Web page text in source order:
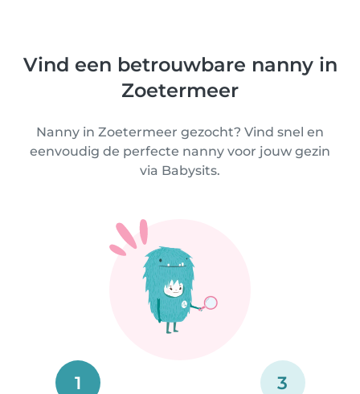
Vind een betrouwbare nanny in
Zoetermeer
Nanny in Zoetermeer gezocht? Vind snel en
eenvoudig de perfecte nanny voor jouw gezin
via Babysits.
1 3